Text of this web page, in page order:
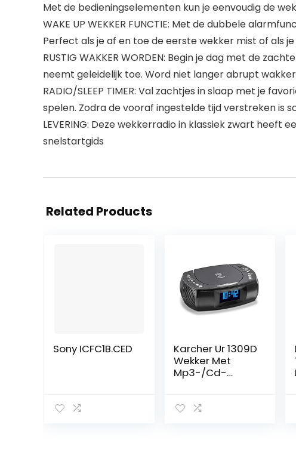
Met de bedieningselementen kun je eenvoudig de
WAKE UP WEKKER FUNCTIE: Met de dubbele
Perfect als je af en toe de eerste wekker mist of als
RUSTIG WAKKER WORDEN: Begin je dag met de
neemt geleidelijk toe. Word niet langer abrupt wakker
RADIO/SLEEP TIMER: Val zachtjes in slaap met je
spelen. Zodra de vooraf ingestelde tijd verstreken is
LEVERING: Deze wekkerradio in klassiek zwart
snelstartgids
Related Products
Sony ICFC1B.CED
Karcher Ur 1309D
Wekker Met
Mp3-/Cd-
Radio, Wekker